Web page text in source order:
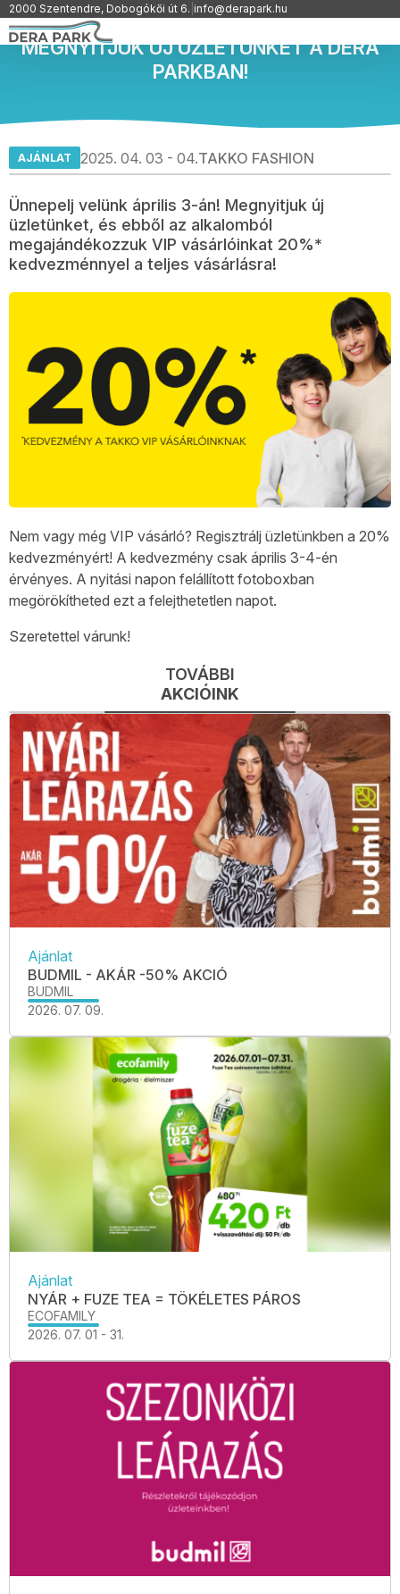
2000 Szentendre, Dobogókői út 6. info@derapark.hu
MEGNYITJUK ÚJ ÜZLETÜNKET A DERA
PARKBAN!
AJÁNLAT 2025. 04. 03 - 04.TAKKO FASHION
Ünnepelj velünk április 3-án! Megnyitjuk új
üzletünket, és ebből az alkalomból
megajándékozzuk VIP vásárlóinkat 20%*
kedvezménnyel a teljes vásárlásra!
Nem vagy még VIP vásárló? Regisztrálj üzletünkben a 20%
kedvezményért! A kedvezmény csak április 3-4-én
érvényes. A nyitási napon felállított fotoboxban
megörökítheted ezt a felejthetetlen napot.
Szeretettel várunk!
TOVÁBBI
AKCIÓINK
Ajánlat
BUDMIL - AKÁR -50% AKCIÓ
BUDMIL
2026. 07. 09.
Ajánlat
NYÁR + FUZE TEA = TÖKÉLETES PÁROS
ECOFAMILY
2026. 07. 01 - 31.